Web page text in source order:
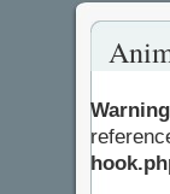
Warning